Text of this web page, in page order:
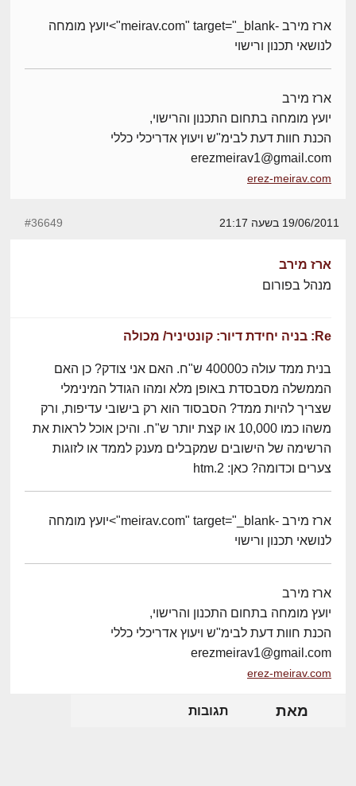
ארז מירב -meirav.com" target="_blank">יועץ מומחה
לנושאי תכנון ורישוי
ארז מירב
יועץ מומחה בתחום התכנון והרישוי,
הכנת חוות דעת לבימ"ש ויעוץ אדריכלי כללי
erezmeirav1@gmail.com
erez-meirav.com
19/06/2011 בשעה 21:17 #36649
ארז מירב
מנהל בפורום
Re: בניה יחידת דיור: קונטיניר/ מכולה
בנית ממד עולה כ40000 ש"ח. האם אני צודק? כן האם
הממשלה מסבסדת באופן מלא ומהו הגודל המינימלי
שצריך להיות ממד? הסבסוד הוא רק בישובי עדיפות, ורק
משהו כמו 10,000 או קצת יותר ש"ח. והיכן אוכל לראות את
הרשימה של הישובים שמקבלים מענק לממד או לזוגות
צערים וכדומה? כאן: 2.htm
ארז מירב -meirav.com" target="_blank">יועץ מומחה
לנושאי תכנון ורישוי
ארז מירב
יועץ מומחה בתחום התכנון והרישוי,
הכנת חוות דעת לבימ"ש ויעוץ אדריכלי כללי
erezmeirav1@gmail.com
erez-meirav.com
מאת תגובות